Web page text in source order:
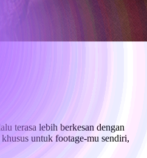
terasa lebih berkesan dengan
untuk footage-mu sendiri,